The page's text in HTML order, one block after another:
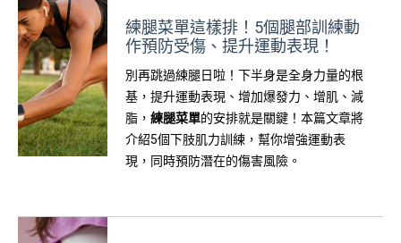
練腿菜單這樣排！5個腿部訓練動
作預防受傷、提升運動表現！
別再跳過練腿日啦！下半身是全身力量的根
基，提升運動表現、增加爆發力、增肌、減
脂， 練腿菜單的安排就是關鍵！本篇文章將
介紹5個下肢肌力訓練，幫你增強運動表
現，同時預防潛在的傷害風險。